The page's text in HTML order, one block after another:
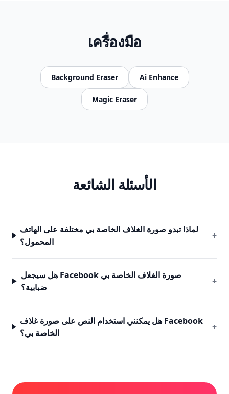
เครื่องมือ
Background Eraser Ai Enhance
Magic Eraser
الأسئلة الشائعة
لماذا تبدو صورة الغلاف الخاصة بي مختلفة على الهاتف
المحمول؟
+
هل سيجعل Facebook صورة الغلاف الخاصة بي
ضبابية؟
+
هل يمكنني استخدام النص على صورة غلاف Facebook
الخاصة بي؟
+